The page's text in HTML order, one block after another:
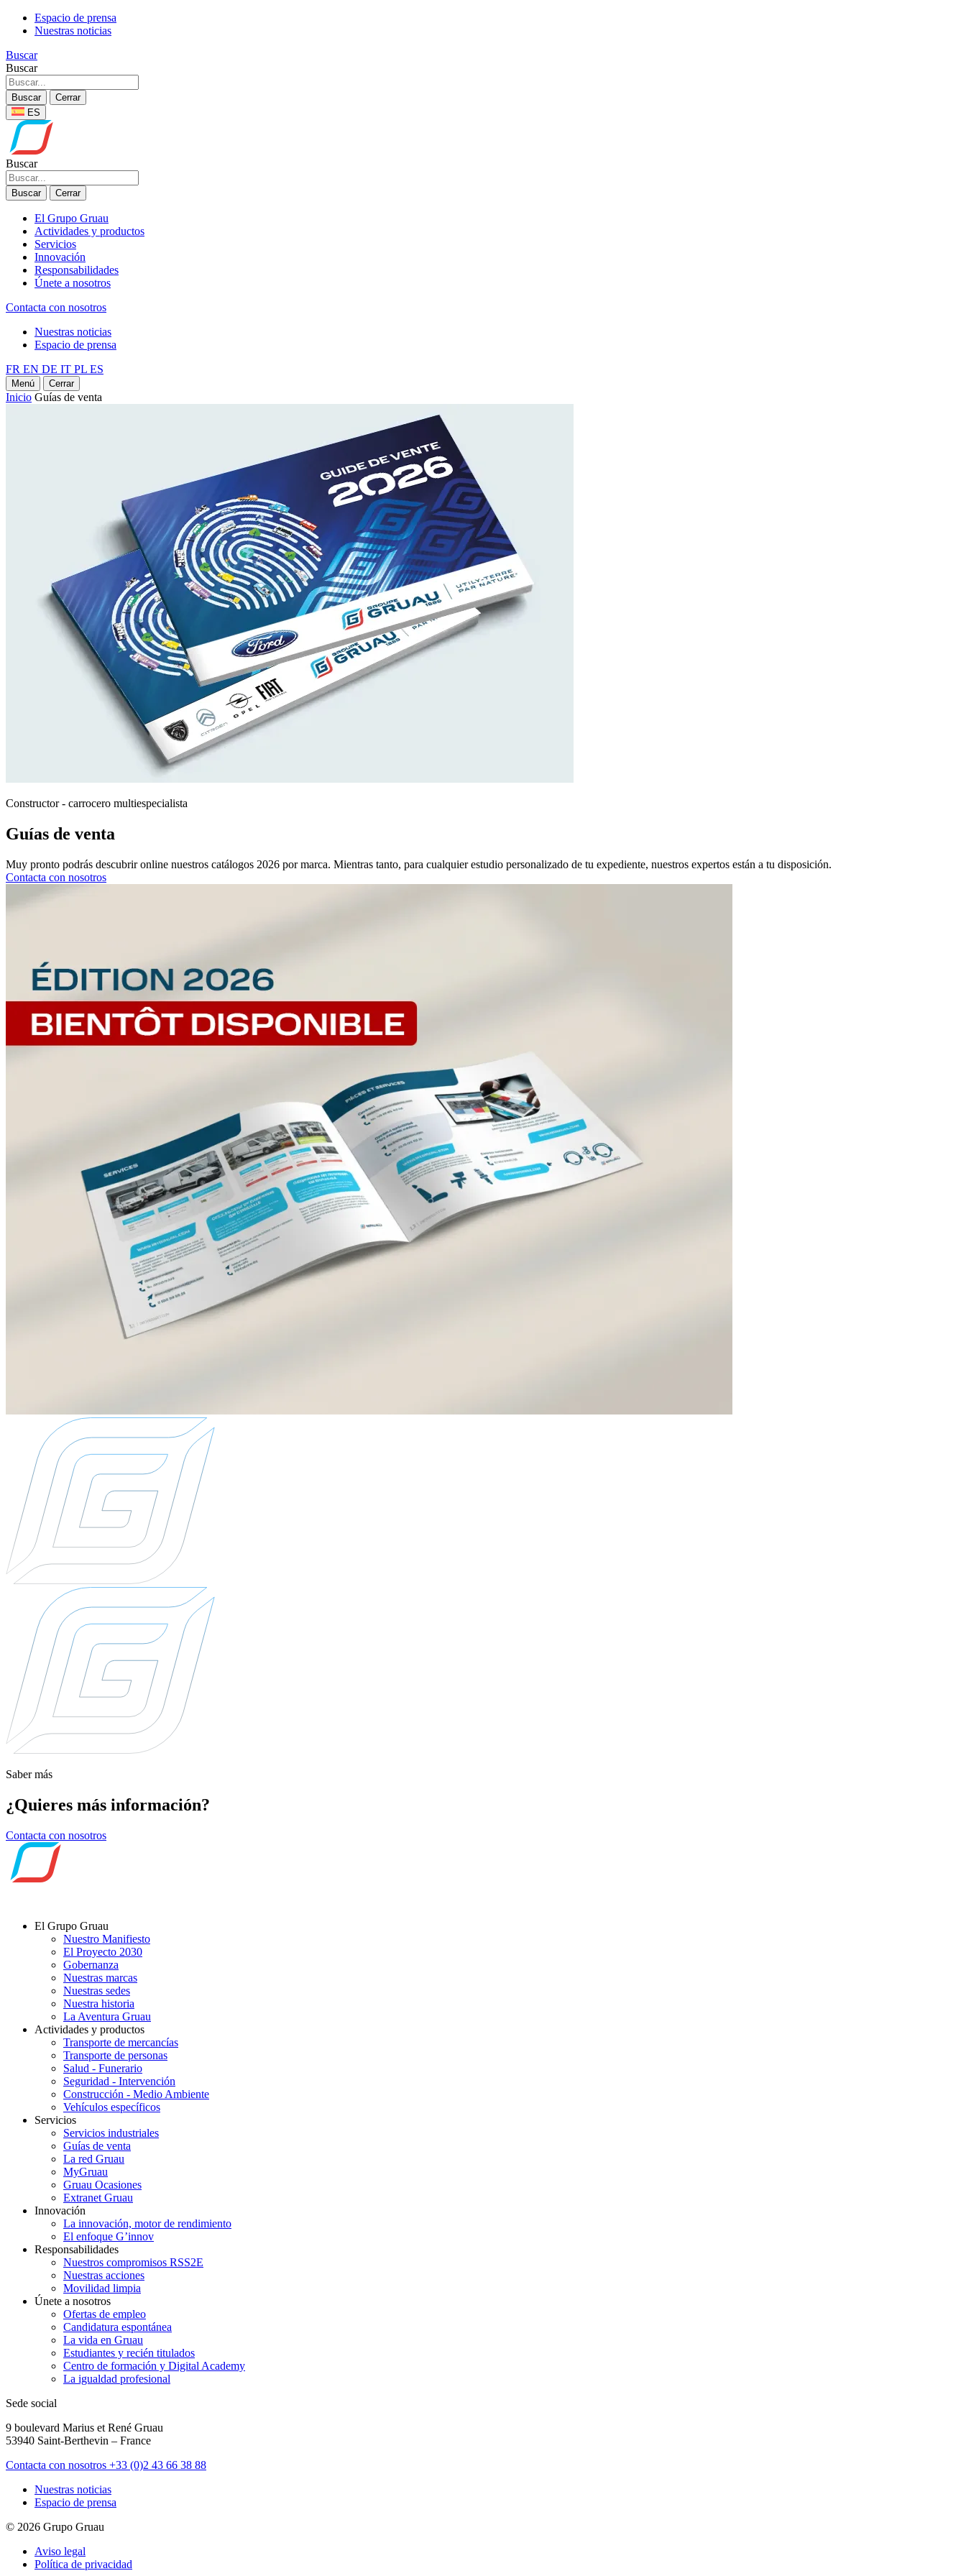
Espacio de prensa
Nuestras noticias
Buscar
Buscar
Buscar
Cerrar
ES
Buscar
Buscar Cerrar
El Grupo Gruau
Actividades y productos
Servicios
Innovación
Responsabilidades
Únete a nosotros
Contacta con nosotros
Nuestras noticias
Espacio de prensa
FR EN DE IT PL ES
Menú Cerrar
Inicio Guías de venta
Constructor - carrocero multiespecialista
Guías de venta
Muy pronto podrás descubrir online nuestros catálogos 2026 por marca. Mientras tanto, para cualquier estudio personalizado de tu expediente, nuestros expertos están a tu disposición.
Contacta con nosotros
Saber más
¿Quieres más información?
Contacta con nosotros
El Grupo Gruau
Nuestro Manifiesto
El Proyecto 2030
Gobernanza
Nuestras marcas
Nuestras sedes
Nuestra historia
La Aventura Gruau
Actividades y productos
Transporte de mercancías
Transporte de personas
Salud - Funerario
Seguridad - Intervención
Construcción - Medio Ambiente
Vehículos específicos
Servicios
Servicios industriales
Guías de venta
La red Gruau
MyGruau
Gruau Ocasiones
Extranet Gruau
Innovación
La innovación, motor de rendimiento
El enfoque G’innov
Responsabilidades
Nuestros compromisos RSS2E
Nuestras acciones
Movilidad limpia
Únete a nosotros
Ofertas de empleo
Candidatura espontánea
La vida en Gruau
Estudiantes y recién titulados
Centro de formación y Digital Academy
La igualdad profesional
Sede social
9 boulevard Marius et René Gruau
53940 Saint-Berthevin – France
Contacta con nosotros +33 (0)2 43 66 38 88
Nuestras noticias
Espacio de prensa
© 2026 Grupo Gruau
Aviso legal
Política de privacidad